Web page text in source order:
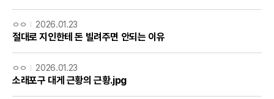
ㅇㅇ 2026.01.23
절대로 지인한테 돈 빌려주면 안되는 이유
ㅇㅇ 2026.01.23
소래포구 대게 근황의 근황.jpg